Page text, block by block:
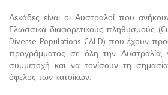
Δεκάδες είναι οι Αυστραλοί που
Γλωσσικά διαφορετικούς πληθυσμούς
Diverse Populations CALD) που έχουν
προγράμματος σε όλη την Αυστραλία,
συμμετοχή και να τονίσουν τη
όφελος των κατοίκων.